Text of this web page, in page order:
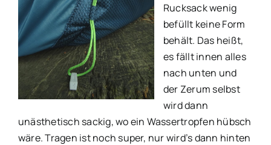
Rucksack wenig
befüllt keine Form
behält. Das heißt,
es fällt innen alles
nach unten und
der Zerum selbst
wird dann
unästhetisch sackig, wo ein Wassertropfen hübsch
wäre. Tragen ist noch super, nur wird’s dann hinten